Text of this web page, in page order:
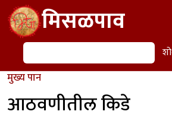
Skip to main contentमिसळपाव
शोध
मुख्य पान
आठवणीतील किडे